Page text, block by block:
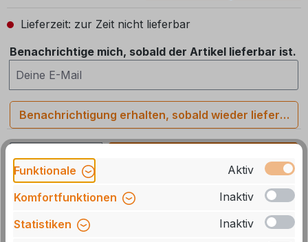
Lieferzeit: zur Zeit nicht lieferbar
Produkt Anzahl: Gib den gewünschten
Benachrichtige mich, sobald der Artikel lieferbar ist.
Benachrichtigung erhalten, sobald wieder lieferbar
Stck Zum Merkzettel hinzufügen
Funktionale
Aktiv
Komfortfunktionen
Inaktiv
Statistiken
Inaktiv